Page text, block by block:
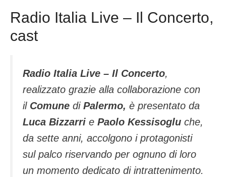
Radio Italia Live – Il Concerto,
cast
Radio Italia Live – Il Concerto,
realizzato grazie alla collaborazione con
il Comune di Palermo, è presentato da
Luca Bizzarri e Paolo Kessisoglu che,
da sette anni, accolgono i protagonisti
sul palco riservando per ognuno di loro
un momento dedicato di intrattenimento.